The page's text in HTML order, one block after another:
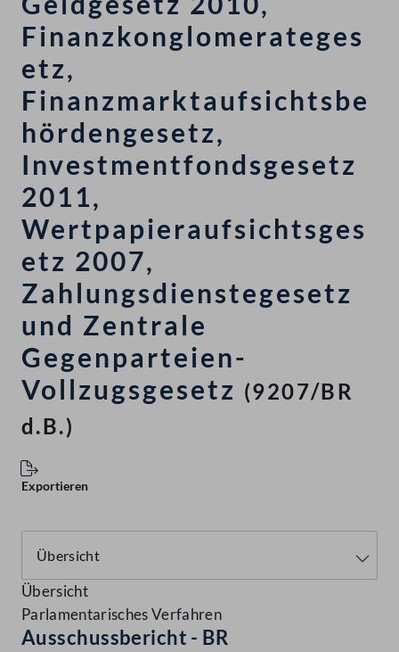
Finanzkonglomerateges
etz,
Finanzmarktaufsichtsbe
hördengesetz,
Investmentfondsgesetz
2011,
Wertpapieraufsichtsges
etz 2007,
Zahlungsdienstegesetz
und Zentrale
Gegenparteien-
Vollzugsgesetz (9207/BR
d.B.)
Exportieren
Übersicht
Parlamentarisches Verfahren
Ausschussbericht - BR